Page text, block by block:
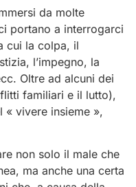
da molte
portano a interrogarci
cui la colpa, il
l’impegno, la
Oltre ad alcuni dei
familiari e il lutto),
« vivere insieme »,
non solo il male che
ma anche una certa